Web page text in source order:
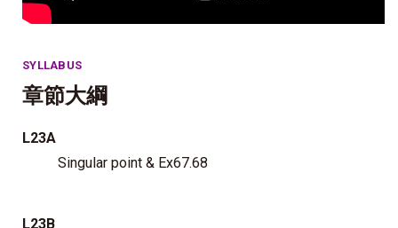
SYLLABUS
章節大綱
L23A
Singular point & Ex67.68
L23B